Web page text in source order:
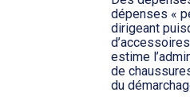
dépenses «
dirigeant
estime
de
du